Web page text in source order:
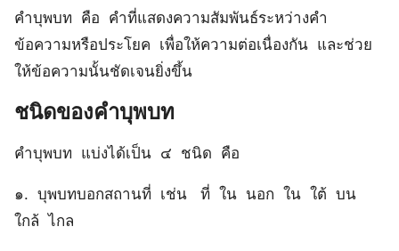
คำบุพบท คือ คำที่แสดงความสัมพันธ์ระหว่างคำ
ข้อความหรือประโยค เพื่อให้ความต่อเนื่องกัน และช่วย
ให้ข้อความนั้นชัดเจนยิ่งขึ้น
ชนิดของคำบุพบท
คำบุพบท แบ่งได้เป็น ๔ ชนิด คือ
๑. บุพบทบอกสถานที่ เช่น ที่ ใน นอก ใน ใต้ บน
ใกล้ ไกล